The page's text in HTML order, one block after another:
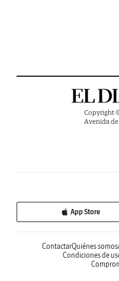
Copyright ©
Avenida de
App Store
ContactarQuiénes somos
Condiciones de